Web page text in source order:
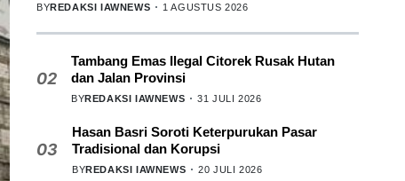
BYREDAKSI IAWNEWS 1 AGUSTUS 2026
02
Tambang Emas Ilegal Citorek Rusak Hutan
dan Jalan Provinsi
BYREDAKSI IAWNEWS 31 JULI 2026
03
Hasan Basri Soroti Keterpurukan Pasar
Tradisional dan Korupsi
BYREDAKSI IAWNEWS 20 JULI 2026